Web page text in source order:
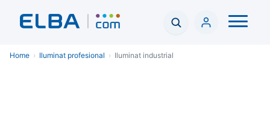
Home › Iluminat profesional › Iluminat industrial